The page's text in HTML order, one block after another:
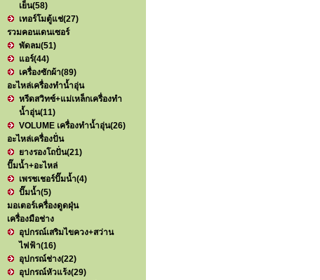
เย็น(58)
เทอร์โมตู้แช่(27)
รวมคอนเดนเซอร์
พัดลม(51)
แอร์(44)
เครื่องซักผ้า(89)
อะไหล่เครื่องทำน้ำอุ่น
หรีดสวิทซ์+แม่เหล็กเครื่องทำ
น้ำอุ่น(11)
VOLUME เครื่องทำน้ำอุ่น(26)
อะไหล่เครื่องปั่น
ยางรองโถปั่น(21)
ปั๊มน้ำ+อะไหล่
เพรชเชอร์ปั๊มน้ำ(4)
ปั๊มน้ำ(5)
มอเตอร์เครื่องดูดฝุ่น
เครื่องมือช่าง
อุปกรณ์เสริมไขควง+สว่าน
ไฟฟ้า(16)
อุปกรณ์ช่าง(22)
อุปกรณ์หัวแร้ง(29)